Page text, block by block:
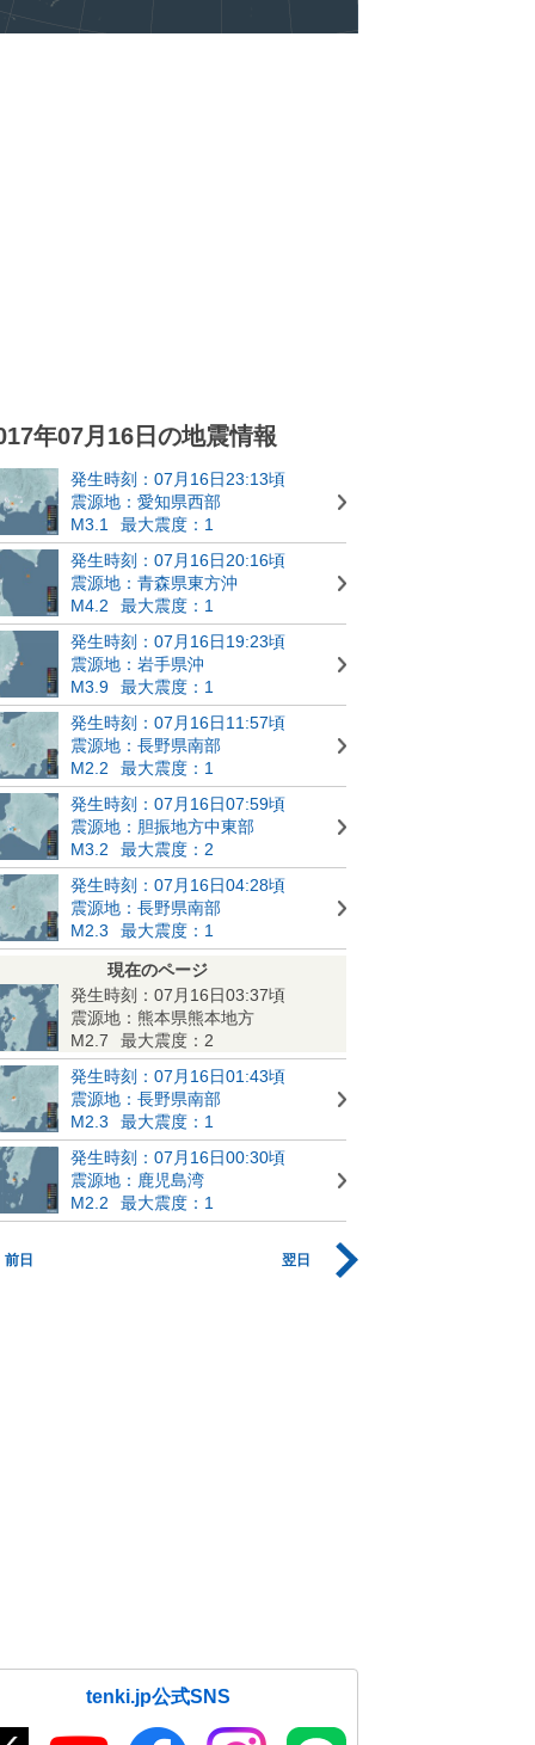
年07月16日の地震情報
発生時刻：07月16日23:13頃
震源地：愛知県西部
M3.1
最大震度：1
発生時刻：07月16日20:16頃
震源地：青森県東方沖
M4.2
最大震度：1
発生時刻：07月16日19:23頃
震源地：岩手県沖
M3.9
最大震度：1
発生時刻：07月16日11:57頃
震源地：長野県南部
M2.2
最大震度：1
発生時刻：07月16日07:59頃
震源地：胆振地方中東部
M3.2
最大震度：2
発生時刻：07月16日04:28頃
震源地：長野県南部
M2.3
最大震度：1
現在のページ
発生時刻：07月16日03:37頃
震源地：熊本県熊本地方
M2.7
最大震度：2
発生時刻：07月16日01:43頃
震源地：長野県南部
M2.3
最大震度：1
発生時刻：07月16日00:30頃
震源地：鹿児島湾
M2.2
最大震度：1
前日 翌日
tenki.jp公式SNS